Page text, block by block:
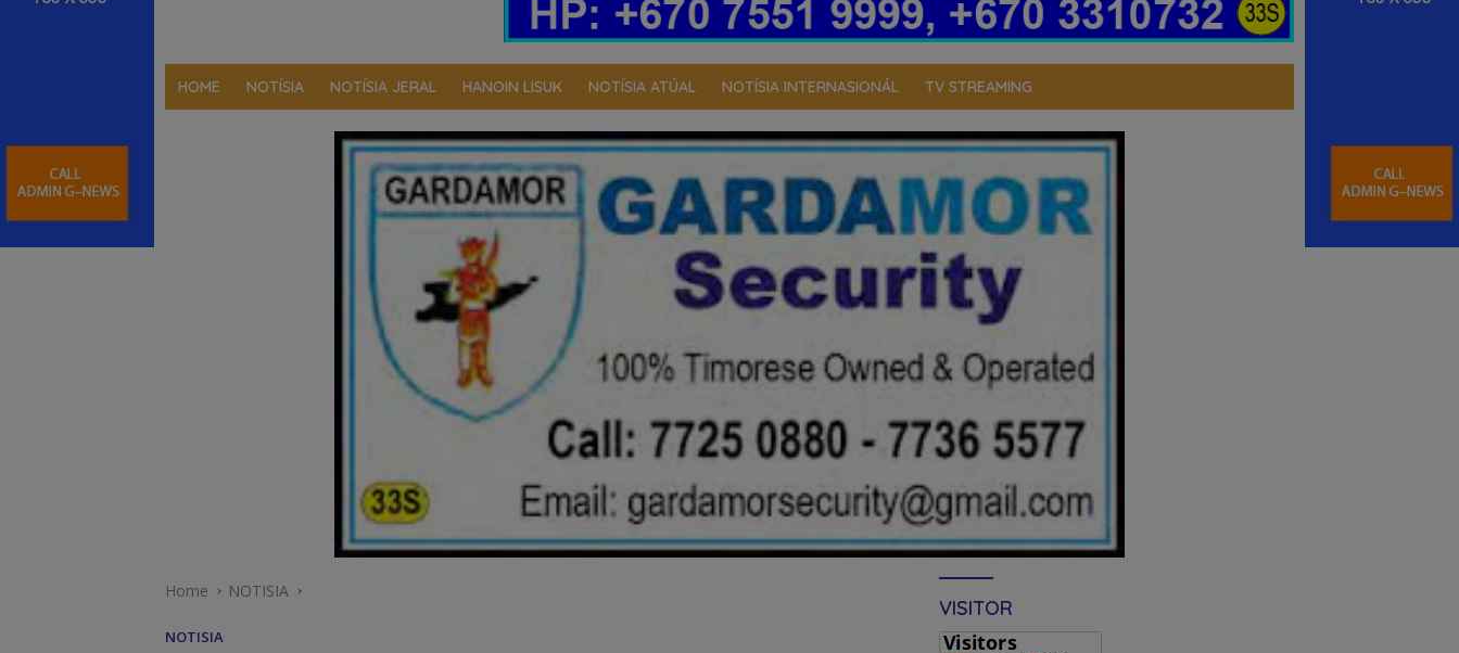
HOME NOTÍSIA NOTÍSIA JERAL HANOIN LISUK NOTÍSIA ATÚAL NOTÍSIA INTERNASIONÁL TV STREAMING
Home NOTISIA
NOTISIA
VISITOR